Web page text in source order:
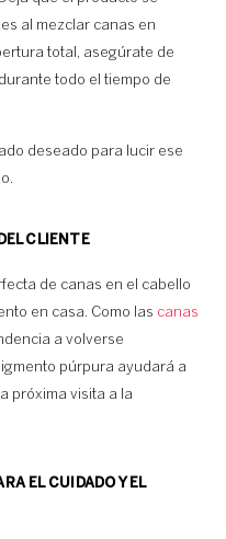
al mezclar canas en
total, asegúrate de
todo el tiempo de
deseado para lucir ese
CLIENTE
de canas en el cabello
en casa. Como las canas
a volverse
púrpura ayudará a
próxima visita a la
EL CUIDADO Y EL